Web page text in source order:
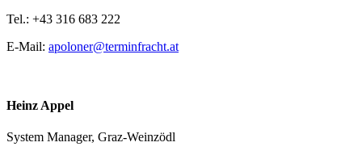
Tel.: +43 316 683 222
E-Mail: apoloner@terminfracht.at
Heinz Appel
System Manager, Graz-Weinzödl